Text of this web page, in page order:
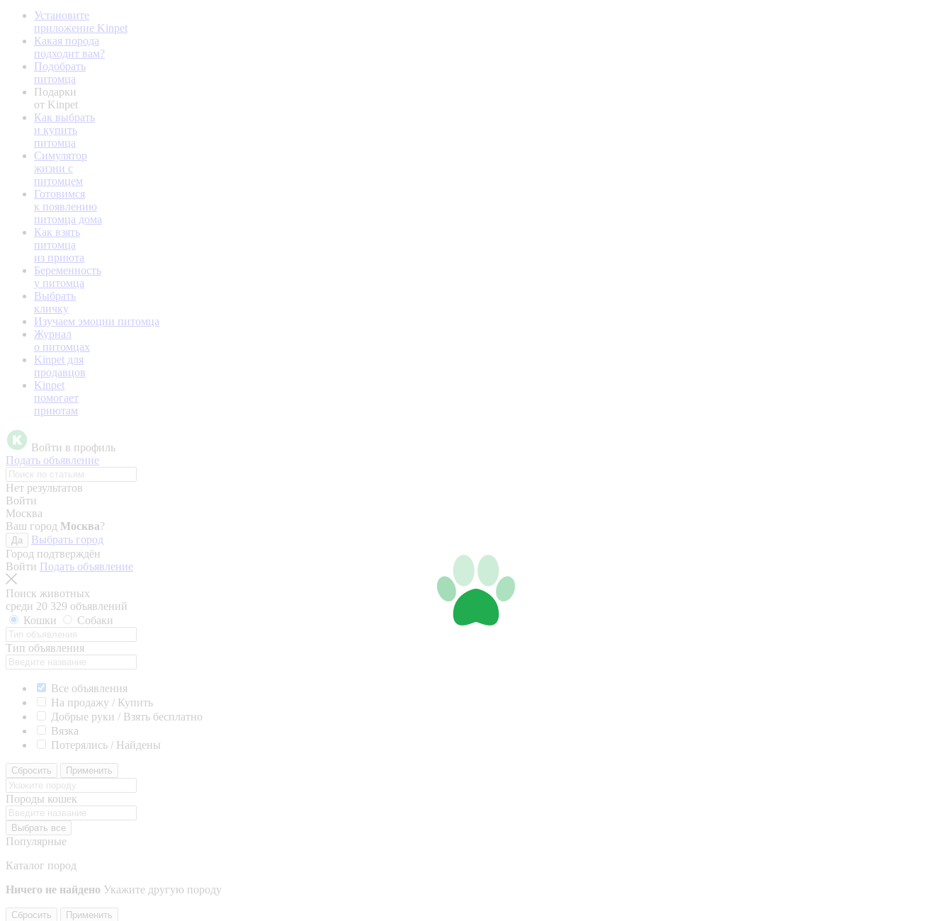
Установите
приложение Kinpet
Какая порода
подходит вам?
Подобрать
питомца
Подарки
от Kinpet
Как выбрать
и купить
питомца
Симулятор
жизни с
питомцем
Готовимся
к появлению
питомца дома
Как взять
питомца
из приюта
Беременность
у питомца
Выбрать
кличку
Изучаем эмоции питомца
Журнал
о питомцах
Kinpet для
продавцов
Kinpet
помогает
приютам
Войти в профиль
Подать объявление
Нет результатов
Войти
Москва
Ваш город Москва?
Да
Выбрать город
Город подтверждён
Войти Подать объявление
Поиск животных
среди 20 329 объявлений
Кошки
Собаки
Тип объявления
Все объявления
На продажу / Купить
Добрые руки / Взять бесплатно
Вязка
Потерялись / Найдены
Сбросить Применить
Породы кошек
Выбрать все
Популярные
Каталог пород
Ничего не найдено Укажите другую породу
Сбросить Применить